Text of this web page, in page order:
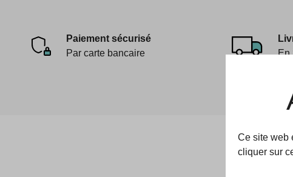
Ce site web
cliquer sur
Paiement sécurisé
Par carte bancaire
En